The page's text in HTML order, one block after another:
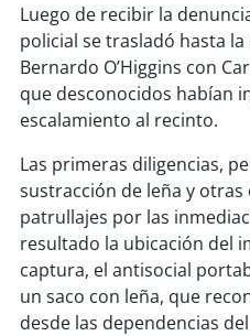
soy antofagasta
soycopiapó
soyquillota
soysanantonio
soy chillán
Luego de recibir la
policial se trasladó hasta
Bernardo O’Higgins con
que desconocidos habían
escalamiento al recinto.
Las primeras diligencias,
sustracción de leña y otras
patrullajes por las
resultado la ubicación del
captura, el antisocial
un saco con leña, que
desde las dependencias